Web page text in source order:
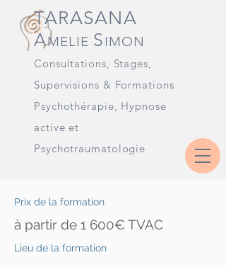
TARASANA
AMELIE S IMON
Consultations, Stages,
Supervisions & Formations
Psychothérapie, Hypnose
active et
Psychotraumatologie
Prix de la formation
à partir de 1 600€ TVAC
Lieu de la formation